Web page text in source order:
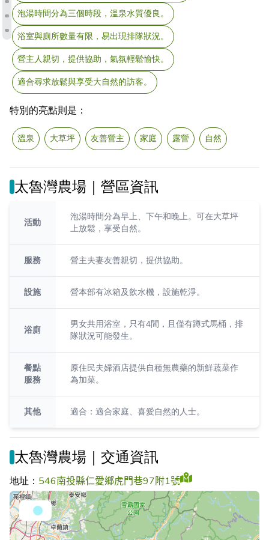
泡湯時間分為三個時段，溫泉水質優良。
浴室與廁所數量有限，易出現排隊狀況。
營主人親切，提供協助，氣氛輕鬆愉快。
適合尋求放鬆與享受大自然的訪客。
特別的亮點則是：
溫泉 大草坪 友善營主 家庭 露營 自然
太魯灣農場｜營區資訊
活動
泡湯時間分為早上、下午和晚上。可在大草坪
上放鬆，享受自然。
服務 營主夫妻友善親切，提供協助。
設施 營本部有冰箱及飲水機，設施乾淨。
浴廁
男女共用浴室，只有4間，且僅有蹲式馬桶，排
隊狀況可能發生。
餐點
服務
原住民夫婦酒店提供自種無農藥的新鮮蔬菜作
為加菜。
其他 適合：適合家庭、喜愛自然的人士。
太魯灣農場｜交通資訊
地址： 546南投縣仁愛鄉虎門巷97附1號